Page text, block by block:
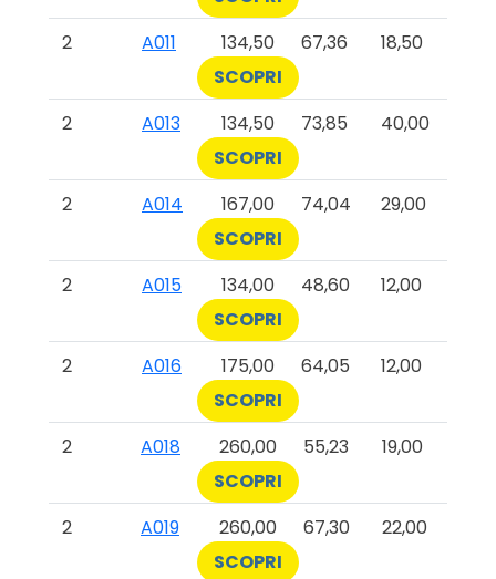
2
A011 134,50 67,36
18,50
SCOPRI
2
A013 134,50 73,85
40,00
SCOPRI
2
A014 167,00 74,04
29,00
SCOPRI
2
A015 134,00 48,60
12,00
SCOPRI
2
A016 175,00 64,05
12,00
SCOPRI
2
A018 260,00 55,23
19,00
SCOPRI
2
A019 260,00 67,30
22,00
SCOPRI